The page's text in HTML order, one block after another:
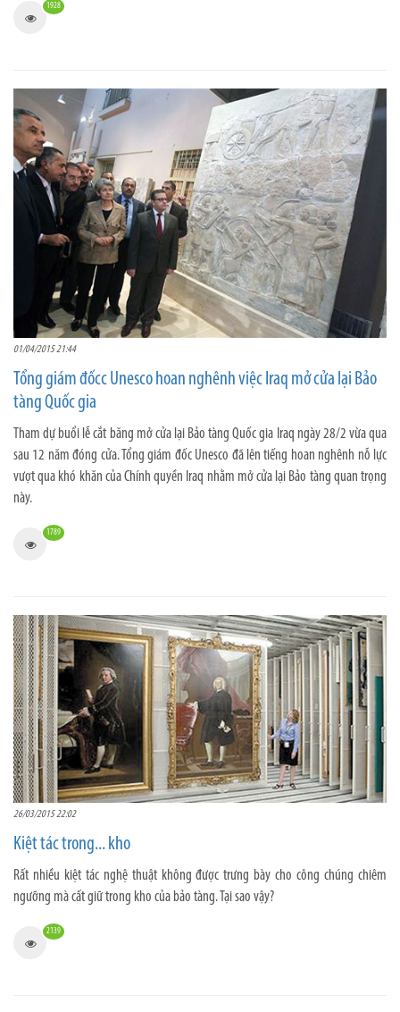
1928
01/04/2015 21:44
Tổng giám đốcc Unesco hoan nghênh việc Iraq mở cửa lại Bảo
tàng Quốc gia
Tham dự buổi lễ cắt băng mở cửa lại Bảo tàng Quốc gia Iraq ngày 28/2 vừa qua
sau 12 năm đóng cửa. Tổng giám đốc Unesco đã lên tiếng hoan nghênh nỗ lực
vượt qua khó khăn của Chính quyền Iraq nhằm mở cửa lại Bảo tàng quan trọng
này.
1789
26/03/2015 22:02
Kiệt tác trong... kho
Rất nhiều kiệt tác nghệ thuật không được trưng bày cho công chúng chiêm
ngưỡng mà cất giữ trong kho của bảo tàng. Tại sao vậy?
2139